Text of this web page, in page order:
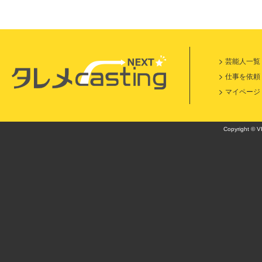
芸能人一覧
仕事を依頼
マイページ
Copyright ©